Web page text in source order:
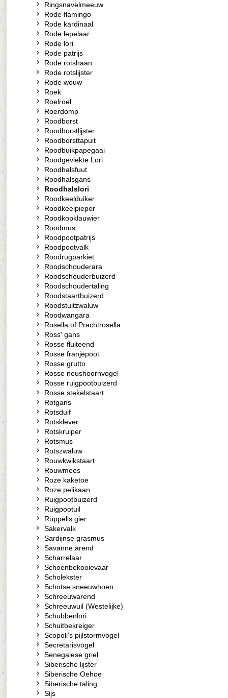
Ringsnavelmeeuw
Rode flamingo
Rode kardinaal
Rode lepelaar
Rode lori
Rode patrijs
Rode rotshaan
Rode rotslijster
Rode wouw
Roek
Roelroel
Roerdomp
Roodborst
Roodborstlijster
Roodborsttapuit
Roodbuikpapegaai
Roodgevlekte Lori
Roodhalsfuut
Roodhalsgans
Roodhalslori
Roodkeelduiker
Roodkeelpieper
Roodkopklauwier
Roodmus
Roodpootpatrijs
Roodpootvalk
Roodrugparkiet
Roodschouderara
Roodschouderbuizerd
Roodschoudertaling
Roodstaartbuizerd
Roodstuitzwaluw
Roodwangara
Rosella of Prachtrosella
Ross' gans
Rosse fluiteend
Rosse franjepoot
Rosse grutto
Rosse neushoornvogel
Rosse ruigpootbuizerd
Rosse stekelstaart
Rotgans
Rotsduif
Rotsklever
Rotskruiper
Rotsmus
Rotszwaluw
Rouwkwikstaart
Rouwmees
Roze kaketoe
Roze pelikaan
Ruigpootbuizerd
Ruigpootuil
Rüppells gier
Sakervalk
Sardijnse grasmus
Savanne arend
Scharrelaar
Schoenbekooievaar
Scholekster
Schotse sneeuwhoen
Schreeuwarend
Schreeuwuil (Westelijke)
Schubbenlori
Schuitbekreiger
Scopoli's pijlstormvogel
Secretarisvogel
Senegalese griel
Siberische lijster
Siberische Oehoe
Siberische taling
Sijs